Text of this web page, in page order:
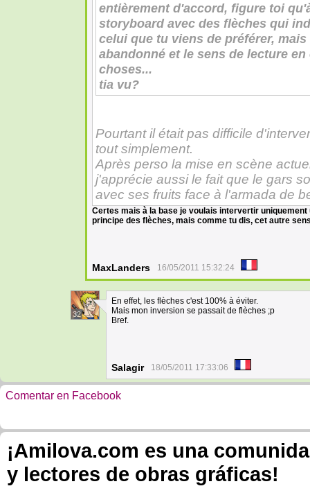
entièrement d'accord, figure toi
storyboard avec des flèches qui
celui que tu viens de préférer,
abandonné et le sens de lecture
choses...
tia vu?
Pourtant il était pas difficile
tout simplement.
Après perso la mise en scène
j'apprécie aussi le fait que le gars
avec ses fruits face à l'armada de
Certes mais à la base je voulais intervertir
principe des flèches, mais comme tu dis, cet autre
MaxLanders 16/05/2011 15:32:24
32
En effet, les flèches c'est 100% à éviter.
Mais mon inversion se passait de flèches ;p
Bref.
Salagir 18/05/2011 17:33:06
Comentar en Facebook
¡Amilova.com es una
y lectores de obras gráficas!